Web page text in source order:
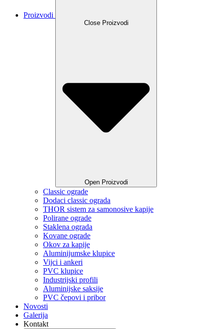
Proizvodi
Close Proizvodi
Open Proizvodi
Classic ograde
Dodaci classic ograda
THOR sistem za samonosive kapije
Polirane ograde
Staklena ograda
Kovane ograde
Okov za kapije
Aluminijumske klupice
Vijci i ankeri
PVC klupice
Industrijski profili
Aluminijske saksije
PVC čepovi i pribor
Novosti
Galerija
Kontakt